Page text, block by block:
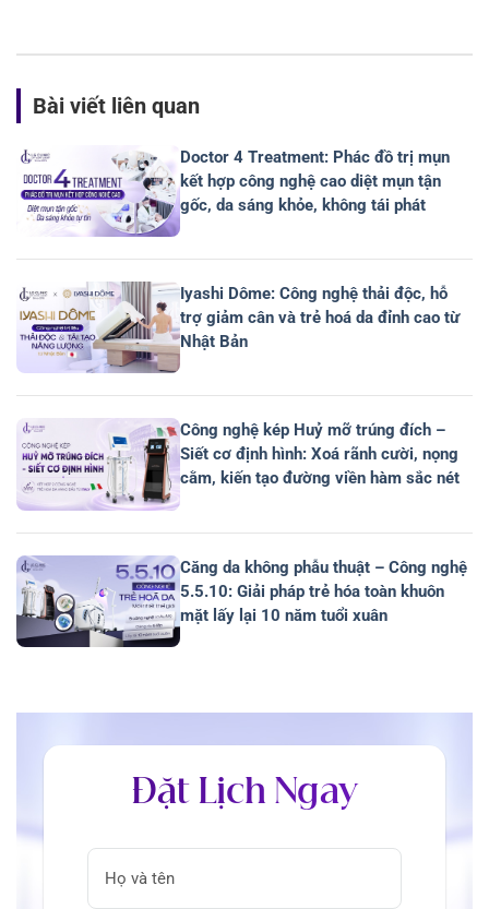
Bài viết liên quan
Doctor 4 Treatment: Phác đồ trị mụn
kết hợp công nghệ cao diệt mụn tận
gốc, da sáng khỏe, không tái phát
Iyashi Dôme: Công nghệ thải độc, hỗ
trợ giảm cân và trẻ hoá da đỉnh cao từ
Nhật Bản
Công nghệ kép Huỷ mỡ trúng đích –
Siết cơ định hình: Xoá rãnh cười, nọng
cằm, kiến tạo đường viền hàm sắc nét
Căng da không phẫu thuật – Công nghệ
5.5.10: Giải pháp trẻ hóa toàn khuôn
mặt lấy lại 10 năm tuổi xuân
Đặt Lịch Ngay